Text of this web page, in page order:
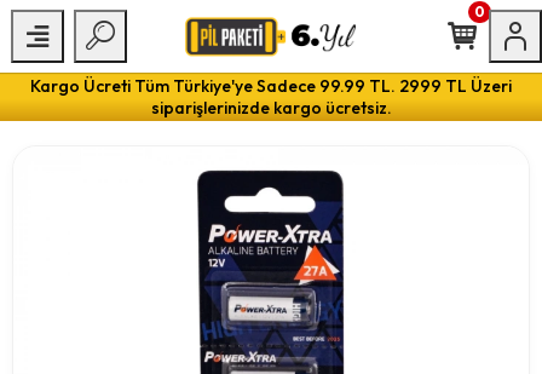
Kargo Ücreti Tüm Türkiye'ye Sadece 99.99 TL. 2999 TL Üzeri
siparişlerinizde kargo ücretsiz.
0